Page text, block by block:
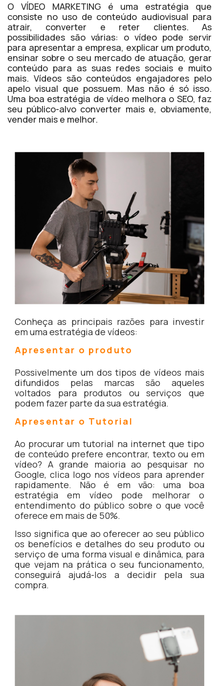
O VÍDEO MARKETING é uma estratégia que
consiste no uso de conteúdo audiovisual para
atrair, converter e reter clientes. As
possibilidades são várias: o vídeo pode servir
para apresentar a empresa, explicar um produto,
ensinar sobre o seu mercado de atuação, gerar
conteúdo para as suas redes sociais e muito
mais. Vídeos são conteúdos engajadores pelo
apelo visual que possuem. Mas não é só isso.
Uma boa estratégia de vídeo melhora o SEO, faz
seu público-alvo converter mais e, obviamente,
vender mais e melhor.
Conheça as principais razões para investir
em uma estratégia de vídeos:
Apresentar o produto
Possivelmente um dos tipos de vídeos mais
difundidos pelas marcas são aqueles
voltados para produtos ou serviços que
podem fazer parte da sua estratégia.
Apresentar o Tutorial
Ao procurar um tutorial na internet que tipo
de conteúdo prefere encontrar, texto ou em
vídeo? A grande maioria ao pesquisar no
Google, clica logo nos vídeos para aprender
rapidamente. Não é em vão: uma boa
estratégia em vídeo pode melhorar o
entendimento do público sobre o que você
oferece em mais de 50%.
Isso significa que ao oferecer ao seu público
os benefícios e detalhes do seu produto ou
serviço de uma forma visual e dinâmica, para
que vejam na prática o seu funcionamento,
conseguirá ajudá-los a decidir pela sua
compra.